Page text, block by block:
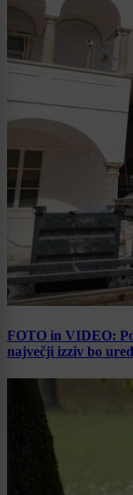
FOTO in VIDEO:
največji izziv bo